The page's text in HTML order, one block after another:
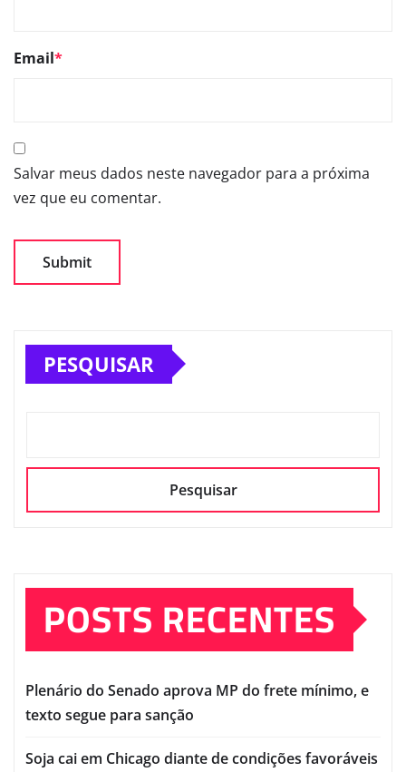
Email*
Salvar meus dados neste navegador para a próxima
vez que eu comentar.
PESQUISAR
Pesquisar
POSTS RECENTES
Plenário do Senado aprova MP do frete mínimo, e
texto segue para sanção
Soja cai em Chicago diante de condições favoráveis